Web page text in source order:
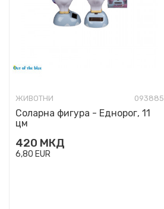
ЖИВОТНИ 093885
Соларна фигура - Еднорог, 11
цм
420 МКД
6,80 EUR